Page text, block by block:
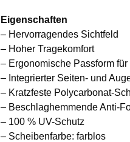
Eigenschaften
– Hervorragendes Sichtfeld
– Hoher Tragekomfort
– Ergonomische Passform
– Integrierter Seiten- und
– Kratzfeste Polycarbonat-
– Beschlaghemmende Anti-
– 100 % UV-Schutz
– Scheibenfarbe: farblos